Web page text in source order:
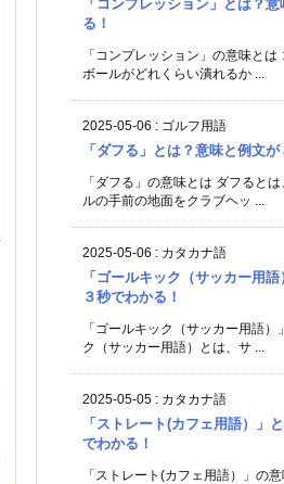
「コンプレッション」とは？
る！
「コンプレッション」の意味とは
ボールがどれくらい潰れるか ...
2025-05-06 : ゴルフ用語
「ダフる」とは？意味と例文が
「ダフる」の意味とは ダフると
ルの手前の地面をクラブヘッ ...
2025-05-06 : カタカナ語
「ゴールキック（サッカー用
３秒でわかる！
「ゴールキック（サッカー用語
ク（サッカー用語）とは、サ ...
2025-05-05 : カタカナ語
「ストレート(カフェ用語）」
でわかる！
「ストレート(カフェ用語）」の